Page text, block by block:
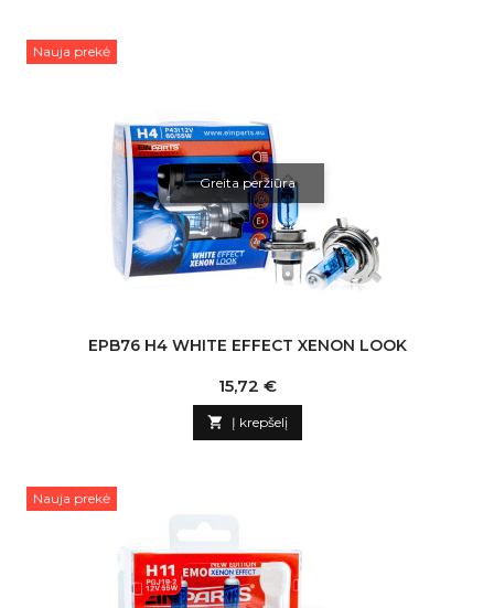
Nauja prekė
Greita peržiūra
EPB76 H4 WHITE EFFECT XENON LOOK
Kaina
15,72 €
 Į krepšelį
Nauja prekė